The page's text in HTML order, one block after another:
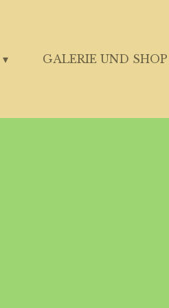
GALERIE UND SHOP